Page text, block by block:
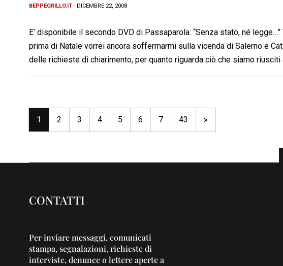
BEPPEGRILLO.IT - DICEMBRE 22, 2008
E’ disponibile il secondo DVD di Passaparola: “Senza stato, né
prima di Natale vorrei ancora soffermarmi sulla vicenda di Salerno e
delle richieste di chiarimento, per quanto riguarda ciò che siamo
1 2 3 4 5 6 7 43 »
CONTATTI
Per inviare messaggi, comunicati
stampa, segnalazioni, richieste di
interviste, denunce o lettere aperte a